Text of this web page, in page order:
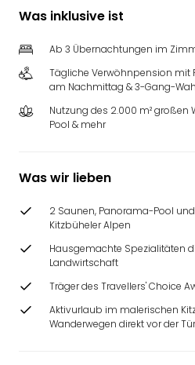
Was inklusive ist
Ab 3 Übernachtungen im
Tägliche Verwöhnpension mit
am Nachmittag & 3-Gang-
Nutzung des 2.000 m²
Pool & mehr
Was wir lieben
2 Saunen, Panorama-Pool
Kitzbüheler Alpen
Hausgemachte Spezialitäten
Landwirtschaft
Träger des Travellers' Choice
Aktivurlaub im malerischen
Wanderwegen direkt vor der Tür